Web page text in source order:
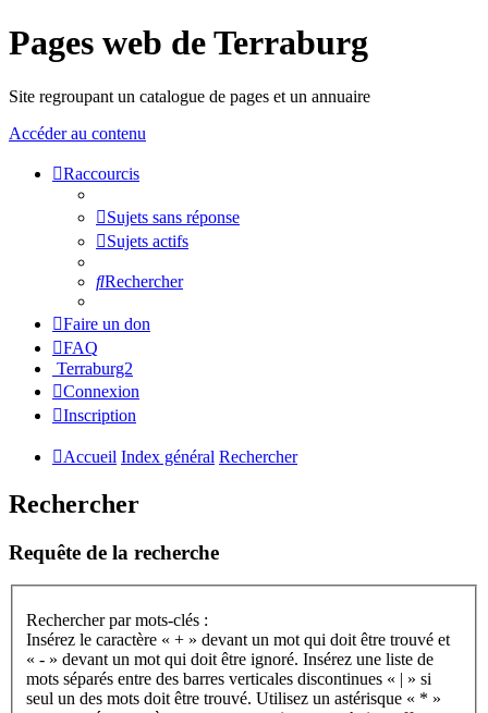
Pages web de Terraburg
Site regroupant un catalogue de pages et un annuaire
Accéder au contenu
Raccourcis
Sujets sans réponse
Sujets actifs
Rechercher
Faire un don
FAQ
Terraburg2
Connexion
Inscription
Accueil Index général Rechercher
Rechercher
Requête de la recherche
Rechercher par mots-clés :
Insérez le caractère « + » devant un mot qui doit être trouvé et
« - » devant un mot qui doit être ignoré. Insérez une liste de
mots séparés entre des barres verticales discontinues « | » si
seul un des mots doit être trouvé. Utilisez un astérisque « * »